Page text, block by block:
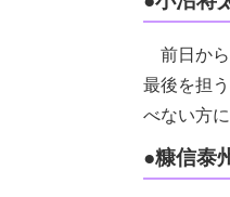
前日から
最後を担
べない方
●糠信泰